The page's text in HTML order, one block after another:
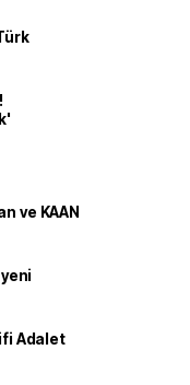
ve KAAN
Adalet